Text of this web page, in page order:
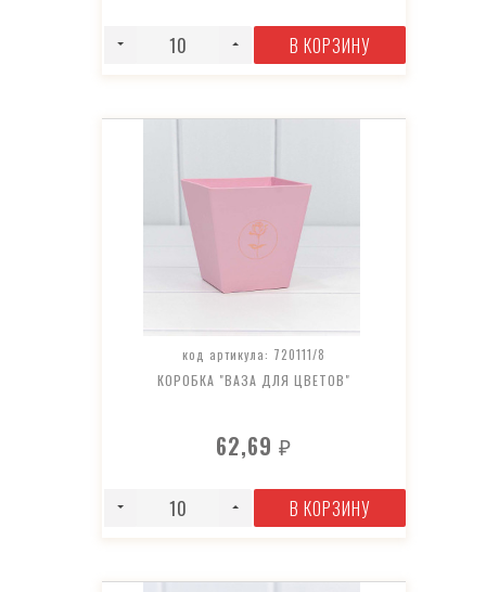
В КОРЗИНУ
код артикула: 720111/8
КОРОБКА "ВАЗА ДЛЯ ЦВЕТОВ"
62,69₽
В КОРЗИНУ